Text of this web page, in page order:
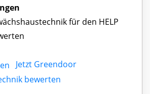
für den HELP
Jetzt Greendoor
bewerten